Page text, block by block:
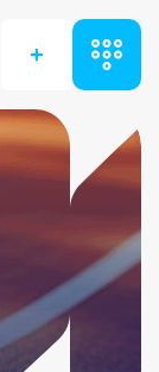
+